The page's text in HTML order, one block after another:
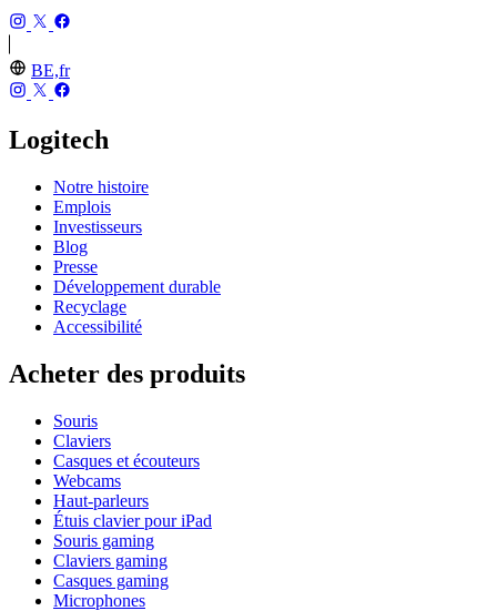
BE,fr
Logitech
Notre histoire
Emplois
Investisseurs
Blog
Presse
Développement durable
Recyclage
Accessibilité
Acheter des produits
Souris
Claviers
Casques et écouteurs
Webcams
Haut-parleurs
Étuis clavier pour iPad
Souris gaming
Claviers gaming
Casques gaming
Microphones